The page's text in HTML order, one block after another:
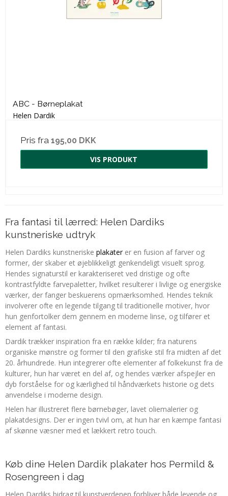
ABC - Børneplakat
Helen Dardik
Pris fra 195,00 DKK
VIS PRODUKT
Fra fantasi til lærred: Helen Dardiks
kunstneriske udtryk
Helen Dardiks kunstneriske plakaterer en fusion af farver og
former, der skaber et øjeblikkeligt genkendeligt visuelt sprog.
Hendes signaturstil er karakteriseret ved dristige og ofte
kontrastfyldte farvepaletter, hvilket resulterer i livlige og energiske
værker, der fanger beskuerens opmærksomhed. Hendes teknik
involverer ofte en legende tilgang til traditionelle motiver, hvor
hun genfortolker dem gennem en moderne linse, og tilfører et
element af fantasi.
Dardik trækker inspiration fra en række kilder; fra naturens
organiske mønstre og former til den grafiske stil fra midten af det
20. århundrede. Hun integrerer ofte elementer af folkekunst fra de
kulturer, hun har været en del af, og hendes værker afspejler en
dyb forståelse for og kærlighed til håndværkets historie og dets
anvendelse i moderne design.
Helen har illustreret flere børnebøger, lavet oliemalerier og
plakatdesigns. Der er ingen tvivl om, at hun har en kæmpe fantasi
af skønne væsner med et lækkert retro touch.
Køb dine Helen Dardik plakater hos Permild &
Rosengreen i dag